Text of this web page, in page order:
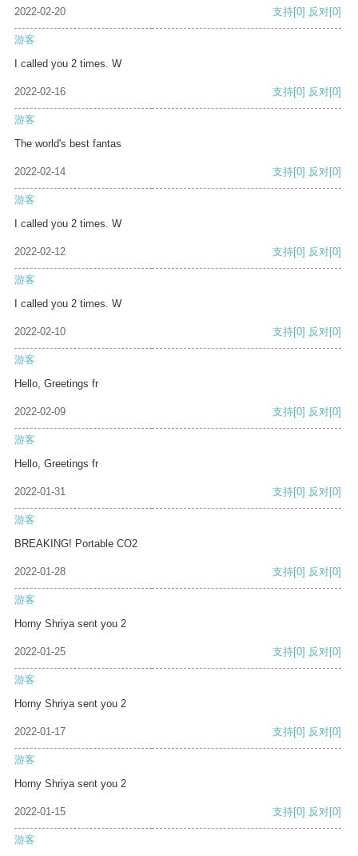
2022-02-20 支持[0] 反对[0]
游客
I called you 2 times. W
2022-02-16 支持[0] 反对[0]
游客
The world's best fantas
2022-02-14 支持[0] 反对[0]
游客
I called you 2 times. W
2022-02-12 支持[0] 反对[0]
游客
I called you 2 times. W
2022-02-10 支持[0] 反对[0]
游客
Hello, Greetings fr
2022-02-09 支持[0] 反对[0]
游客
Hello, Greetings fr
2022-01-31 支持[0] 反对[0]
游客
BREAKING! Portable CO2
2022-01-28 支持[0] 反对[0]
游客
Horny Shriya sent you 2
2022-01-25 支持[0] 反对[0]
游客
Horny Shriya sent you 2
2022-01-17 支持[0] 反对[0]
游客
Horny Shriya sent you 2
2022-01-15 支持[0] 反对[0]
游客